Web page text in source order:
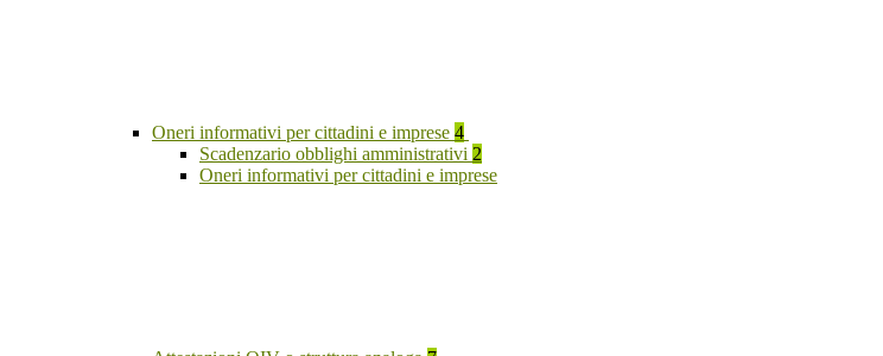
Oneri informativi per cittadini e imprese 4
Scadenzario obblighi amministrativi 2
Oneri informativi per cittadini e imprese